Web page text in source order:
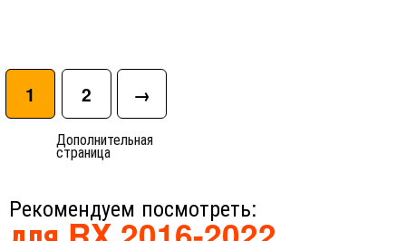
1 2 →
Дополнительная
страница
Рекомендуем посмотреть: